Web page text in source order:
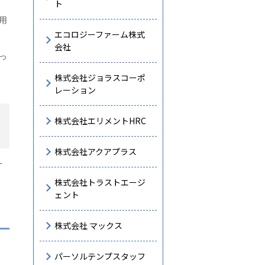
ト
エコロジーファーム株式
会社
株式会社ジョラスコーポ
レーション
株式会社エリメントHRC
株式会社アクアプラス
株式会社トラストエージ
ェント
株式会社 マックス
パーソルテンプスタッフ